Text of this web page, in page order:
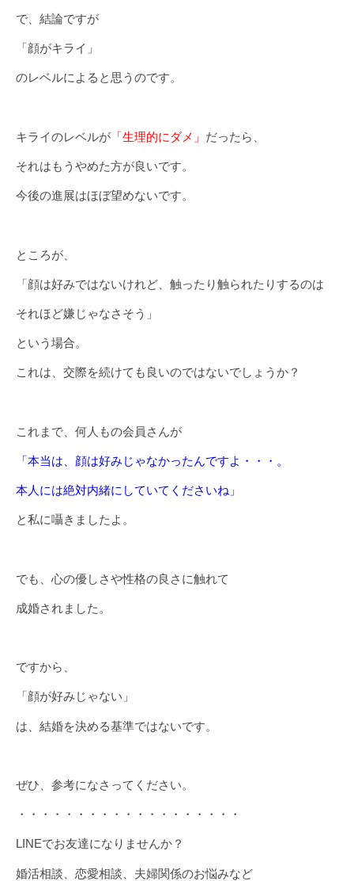
で、結論ですが
「顔がキライ」
のレベルによると思うのです。
キライのレベルが 「生理的にダメ」 だったら、
それはもうやめた方が良いです。
今後の進展はほぼ望めないです。
ところが、
「顔は好みではないけれど、触ったり触られたりするのは
それほど嫌じゃなさそう」
という場合。
これは、交際を続けても良いのではないでしょうか？
これまで、何人もの会員さんが
「本当は、顔は好みじゃなかったんですよ・・・。
本人には絶対内緒にしていてくださいね」
と私に囁きましたよ。
でも、心の優しさや性格の良さに触れて
成婚されました。
ですから、
「顔が好みじゃない」
は、結婚を決める基準ではないです。
ぜひ、参考になさってください。
・・・・・・・・・・・・・・・・・・・
LINEでお友達になりませんか？
婚活相談、恋愛相談、夫婦関係のお悩みなど